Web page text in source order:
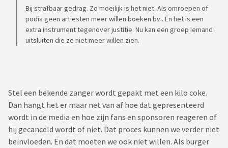
Bij strafbaar gedrag. Zo moeilijk is het niet. Als omroepen of
podia geen artiesten meer willen boeken bv.. En het is een
extra instrument tegenover justitie. Nu kan een groep iemand
uitsluiten die ze niet meer willen zien.
Stel een bekende zanger wordt gepakt met een kilo coke.
Dan hangt het er maar net van af hoe dat gepresenteerd
wordt in de media en hoe zijn fans en sponsoren reageren of
hij gecanceld wordt of niet. Dat proces kunnen we verder niet
beïnvloeden. En dat moeten we ook niet willen. Als burger